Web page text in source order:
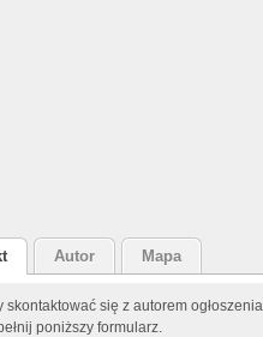
Autor Mapa
skontaktować się z autorem ogłoszenia,
poniższy formularz.